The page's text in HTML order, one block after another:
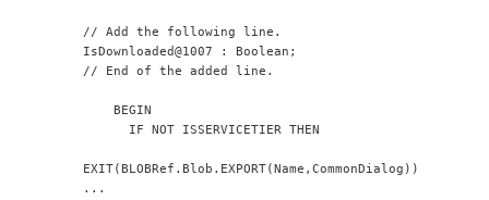
// Add the following line.
IsDownloaded@1007 : Boolean;
// End of the added line.
    BEGIN
      IF NOT ISSERVICETIER THEN
EXIT(BLOBRef.Blob.EXPORT(Name,CommonDialog))
...